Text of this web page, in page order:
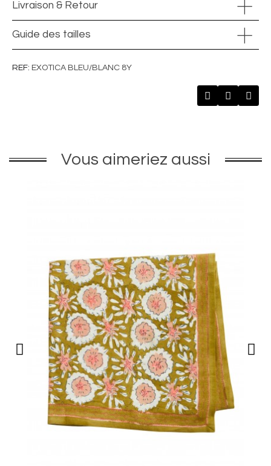
Livraison & Retour
Guide des tailles
REF EXOTICA BLEU/BLANC 8Y
Vous aimeriez aussi